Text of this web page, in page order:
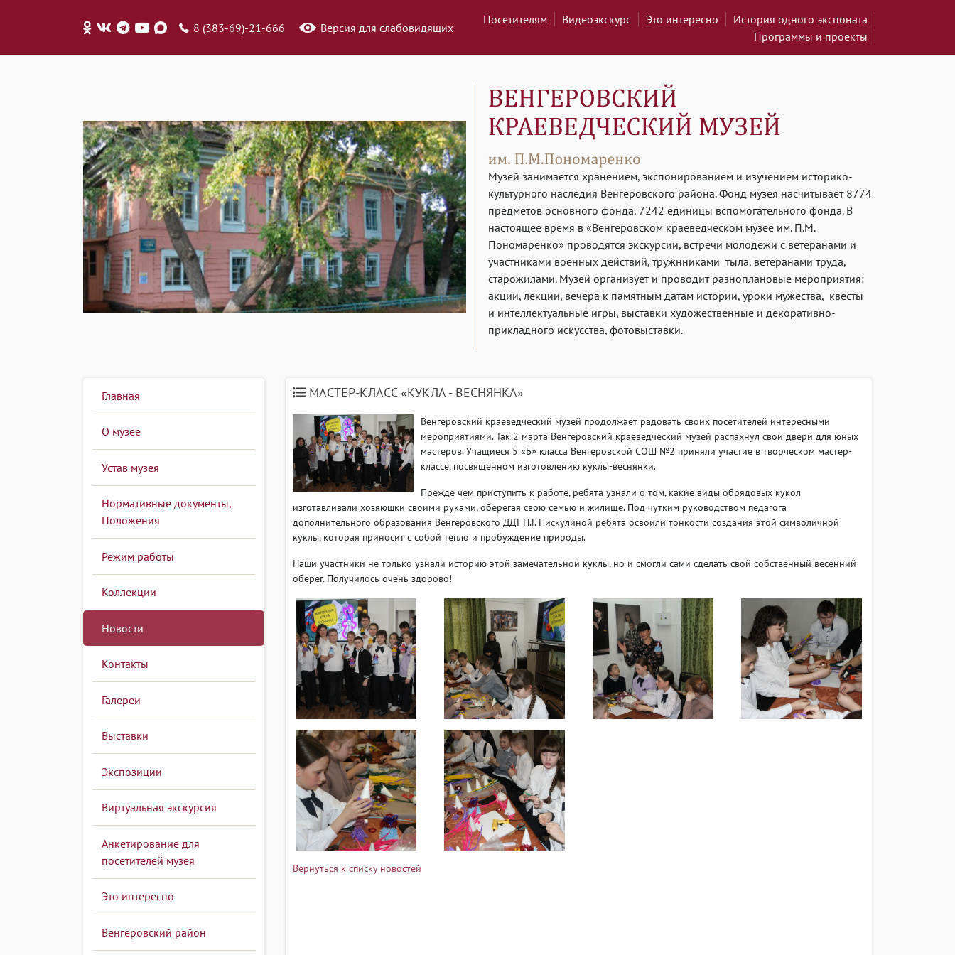
8 (383-69)-21-666 Версия для слабовидящих
Посетителям Видеоэкскурс Это интересно
История одного экспоната
Программы и проекты
Музей занимается хранением, экспонированием и изучением историко-
культурного наследия Венгеровского района. Фонд музея насчитывает 8774
предметов основного фонда, 7242 единицы вспомогательного фонда. В
настоящее время в «Венгеровском краеведческом музее им. П.М.
Пономаренко» проводятся экскурсии, встречи молодежи с ветеранами и
участниками военных действий, тружнниками тыла, ветеранами труда,
старожилами. Музей организует и проводит разноплановые мероприятия:
акции, лекции, вечера к памятным датам истории, уроки мужества, квесты
и интеллектуальные игры, выставки художественные и декоративно-
прикладного искусства, фотовыставки.
Главная
О музее
Устав музея
Нормативные документы,
Положения
Режим работы
Коллекции
Новости
Контакты
Галереи
Выставки
Экспозиции
Виртуальная экскурсия
Анкетирование для
посетителей музея
Это интересно
Венгеровский район
МАСТЕР-КЛАСС «КУКЛА - ВЕСНЯНКА»
Венгеровский краеведческий музей продолжает радовать своих посетителей интересными
мероприятиями. Так 2 марта Венгеровский краеведческий музей распахнул свои двери для юных
мастеров. Учащиеся 5 «Б» класса Венгеровской СОШ №2 приняли участие в творческом мастер-
классе, посвященном изготовлению куклы-веснянки.
Прежде чем приступить к работе, ребята узнали о том, какие виды обрядовых кукол
изготавливали хозяюшки своими руками, оберегая свою семью и жилище. Под чутким руководством педагога
дополнительного образования Венгеровского ДДТ Н.Г. Пискулиной ребята освоили тонкости создания этой символичной
куклы, которая приносит с собой тепло и пробуждение природы.
Наши участники не только узнали историю этой замечательной куклы, но и смогли сами сделать свой собственный весенний
оберег. Получилось очень здорово!
Вернуться к списку новостей